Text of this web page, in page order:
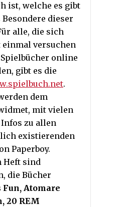
ist, welche es gibt
Besondere dieser
alle, die sich
einmal versuchen
online
gibt es die
.
dem
mit vielen
zu allen
existierenden
Paperboy.
Heft sind
die Bücher
Fun, Atomare
20 REM